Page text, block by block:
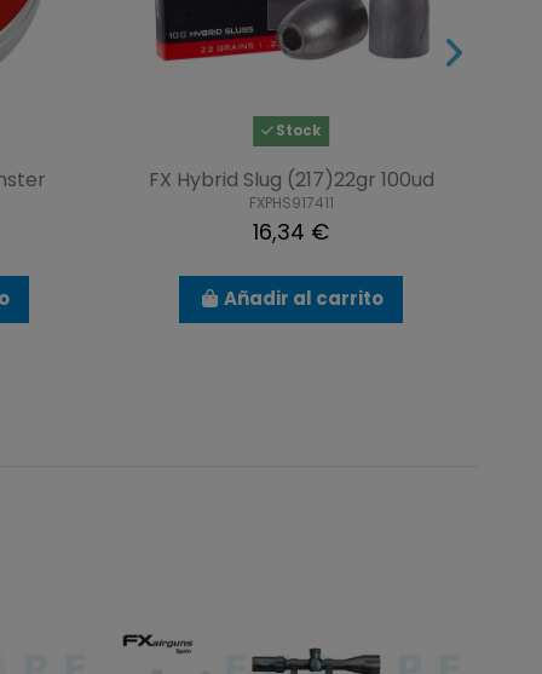
Stock
FX Hybrid Slug (217)22gr 100ud
FXPHS917411
16,34 €
Añadir al carrito